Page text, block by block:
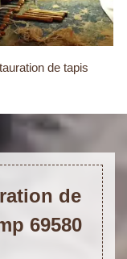
de tapis
de
69580